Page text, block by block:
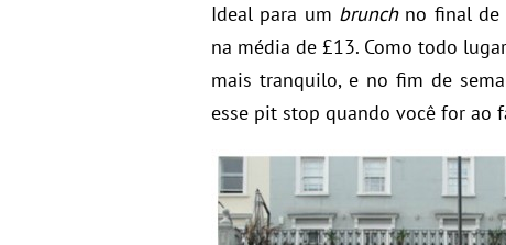
Ideal para um brunchno final de
na média de £13. Como todo
mais tranquilo, e no fim de
esse pit stop quando você for ao